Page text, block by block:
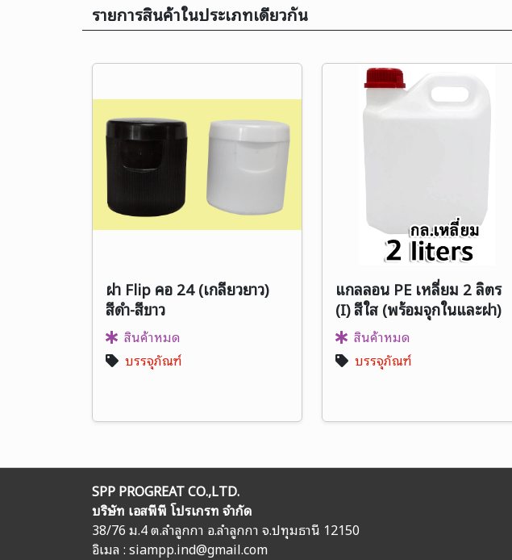
รายการสินค้าในประเภทเดียวกัน
ฝา Flip คอ 24 (เกลียวยาว)
สีดำ-สีขาว
สินค้าหมด
บรรจุภัณฑ์
แกลลอน PE เหลี่ยม 2 ลิตร
(I) สีใส (พร้อมจุกในและฝา)
สินค้าหมด
บรรจุภัณฑ์
SPP PROGREAT CO.,LTD.
บริษัท เอสพีพี โปรเกรท จำกัด
38/76 ม.4 ต.ลำลูกกา อ.ลำลูกกา จ.ปทุมธานี 12150
อิเมล :siampp.ind@gmail.com